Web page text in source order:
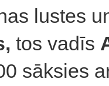
lustes
tos vadīs
sāksies